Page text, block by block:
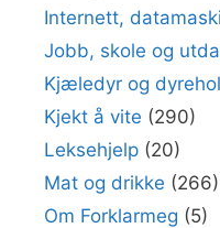
Internett,
Jobb, skole og
Kjæledyr og
Kjekt å vite (290)
Leksehjelp (20)
Mat og drikke (266)
Om Forklarmeg (5)